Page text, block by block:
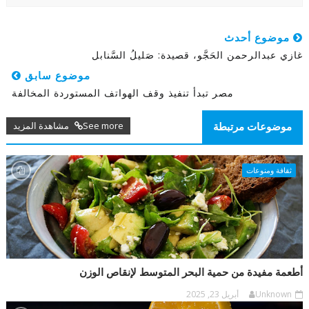
موضوع أحدث
غازي عبدالرحمن الحَجَّو، قصيدة: صَليلُ السَّنابل
موضوع سابق
مصر تبدأ تنفيذ وقف الهواتف المستوردة المخالفة
موضوعات مرتبطة See more مشاهدة المزيد
ثقافة ومنوعات
أطعمة مفيدة من حمية البحر المتوسط لإنقاص الوزن
Unknown أبريل 23, 2025